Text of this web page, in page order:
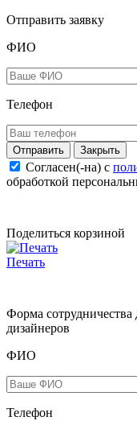
Отправить заявку
ФИО
Телефон
Закрыть
Согласен(-на) c
обработкой
Поделиться корзиной
Печать
Форма сотрудничества
дизайнеров
ФИО
Телефон